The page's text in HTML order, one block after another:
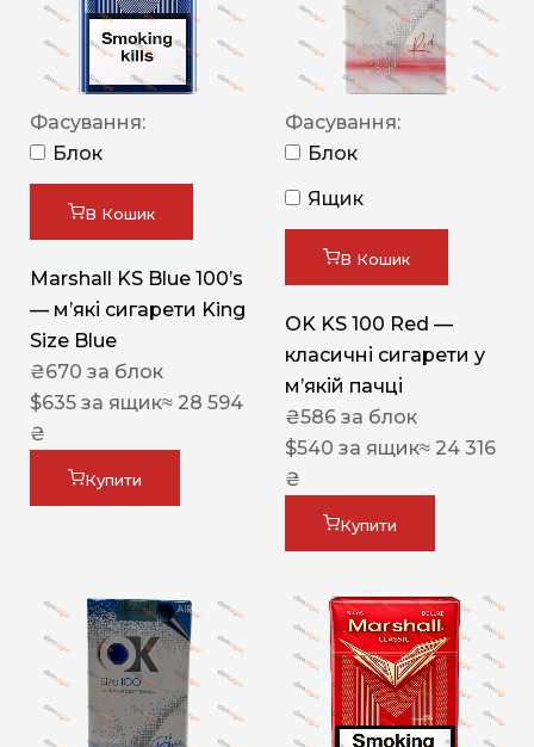
Фасування:
Блок
В Кошик
Marshall KS Blue 100’s
— м’які сигарети King
Size Blue
₴670 за блок
$635 за ящик≈ 28 594
₴
Купити
Фасування:
Блок
Ящик
В Кошик
OK KS 100 Red —
класичні сигарети у
м’якій пачці
₴586 за блок
$540 за ящик≈ 24 316
₴
Купити